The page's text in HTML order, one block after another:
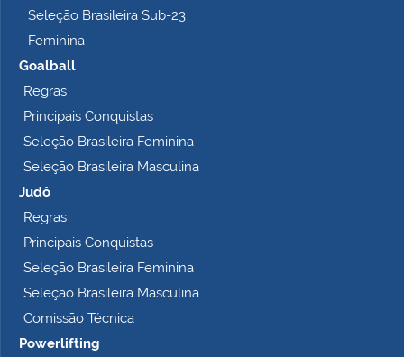
Seleção Brasileira Sub-23
Feminina
Goalball
Regras
Principais Conquistas
Seleção Brasileira Feminina
Seleção Brasileira Masculina
Judô
Regras
Principais Conquistas
Seleção Brasileira Feminina
Seleção Brasileira Masculina
Comissão Técnica
Powerlifting